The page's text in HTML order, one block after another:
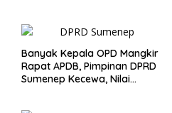
Banyak Kepala OPD Mangkir
Rapat APDB, Pimpinan DPRD
Sumenep Kecewa, Nilai